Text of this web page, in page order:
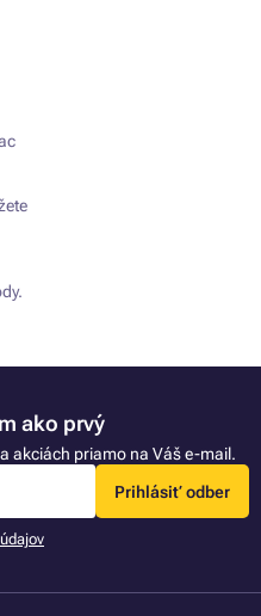
ako prvý
akciách priamo na Váš e-mail.
Prihlásiť odber